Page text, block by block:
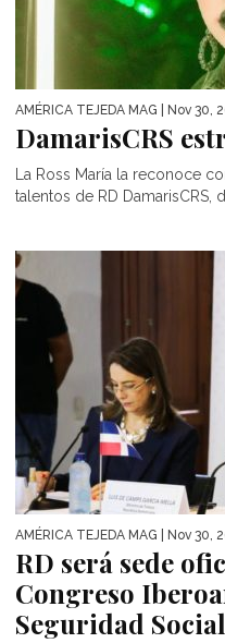
AMÉRICA TEJEDA MAG | Nov 30,
DamarisCRS
La Ross María la reconoce
talentos de RD DamarisCRS,
AMÉRICA TEJEDA MAG | Nov 30,
RD será sede
Congreso
Seguridad Social